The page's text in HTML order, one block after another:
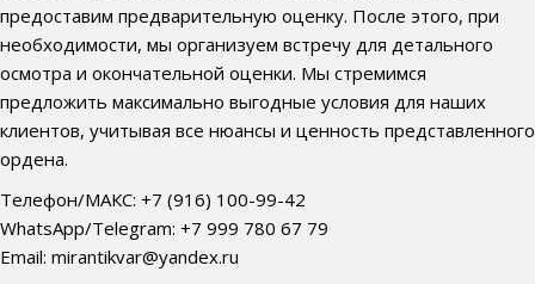
предоставим предварительную оценку. После этого, при
необходимости, мы организуем встречу для детального
осмотра и окончательной оценки. Мы стремимся
предложить максимально выгодные условия для наших
клиентов, учитывая все нюансы и ценность представленного
ордена.
Телефон/МАКС: +7 (916) 100-99-42
WhatsApp/Telegram: +7 999 780 67 79
Email: mirantikvar@yandex.ru